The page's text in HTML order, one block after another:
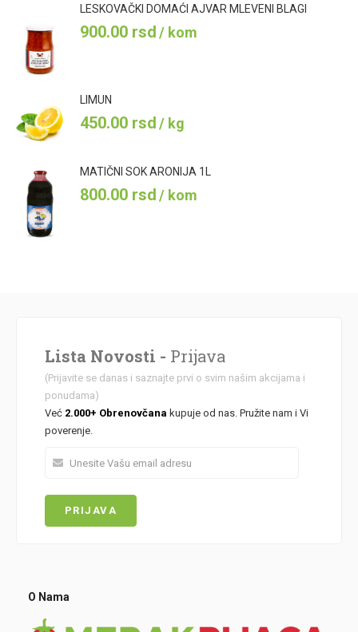
LESKOVAČKI DOMAĆI AJVAR MLEVENI BLAGI
900.00 rsd/ kom
LIMUN
450.00 rsd/ kg
MATIČNI SOK ARONIJA 1L
800.00 rsd/ kom
Lista Novosti - Prijava
(Prijavite se danas i saznajte prvi o svim našim akcijama i
ponudama)
Već 2.000+ Obrenovčana kupuje od nas. Pružite nam i Vi
poverenje.
O Nama